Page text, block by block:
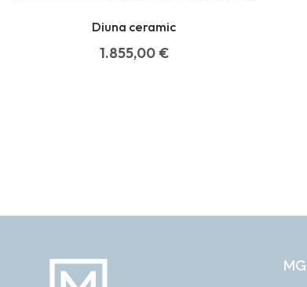
Diuna ceramic
1.855,00€